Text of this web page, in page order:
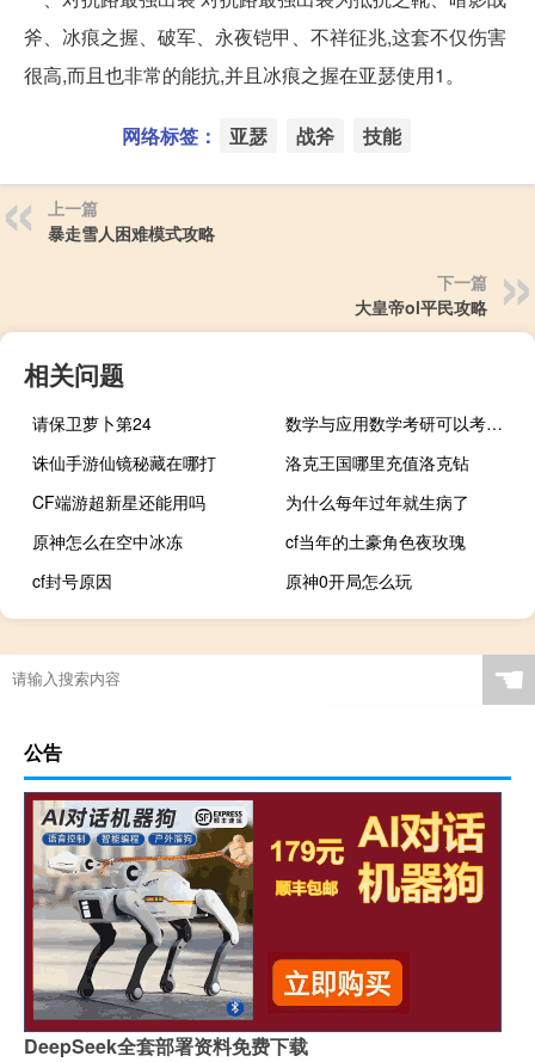
斧、冰痕之握、破军、永夜铠甲、不祥征兆,这套不仅伤害
很高,而且也非常的能抗,并且冰痕之握在亚瑟使用1。
网络标签： 亚瑟 战斧 技能
上一篇
暴走雪人困难模式攻略
下一篇
大皇帝ol平民攻略
相关问题
请保卫萝卜第24
数学与应用数学考研可以考哪些专业
诛仙手游仙镜秘藏在哪打
洛克王国哪里充值洛克钻
CF端游超新星还能用吗
为什么每年过年就生病了
原神怎么在空中冰冻
cf当年的土豪角色夜玫瑰
cf封号原因
原神0开局怎么玩
☚
公告
DeepSeek全套部署资料免费下载